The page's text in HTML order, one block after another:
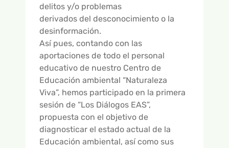
delitos y/o problemas
derivados del desconocimiento o la
desinformación.
Así pues, contando con las
aportaciones de todo el personal
educativo de nuestro Centro de
Educación ambiental “Naturaleza
Viva”, hemos participado en la primera
sesión de “Los Diálogos EAS”,
propuesta con el objetivo de
diagnosticar el estado actual de la
Educación ambiental, así como sus